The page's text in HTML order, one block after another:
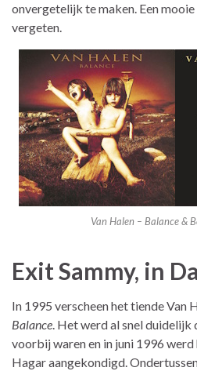
onvergetelijk te maken. Een
vergeten.
Van Halen – Balance &
Exit Sammy, in
In 1995 verscheen het tiende Van
Balance. Het werd al snel duidelijk
voorbij waren en in juni 1996
Hagar aangekondigd.